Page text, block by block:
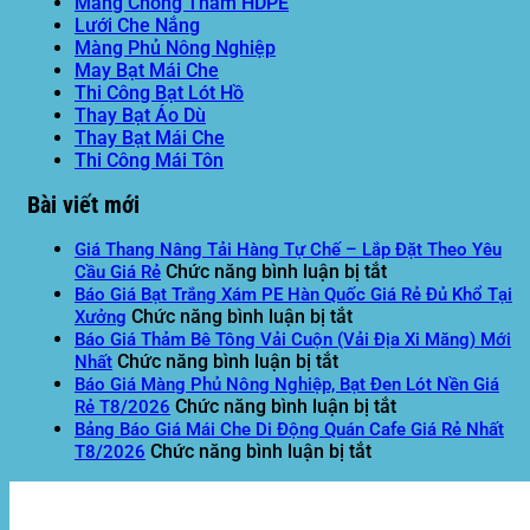
Lưới Che Nắng
Màng Phủ Nông Nghiệp
May Bạt Mái Che
Thi Công Bạt Lót Hồ
Thay Bạt Áo Dù
Thay Bạt Mái Che
Thi Công Mái Tôn
Bài viết mới
Giá Thang Nâng Tải Hàng Tự Chế – Lắp Đặt Theo Yêu
Cầu Giá Rẻ Chức năng bình luận bị tắtở
Giá
Nâng
Hàng
Tự
Chế
Báo Giá Bạt Trắng Xám PE Hàn Quốc Giá Rẻ Đủ Khổ Tại
Xưởng Chức năng bình luận bị tắtở
Báo
Bạt
Trắng
Xám
PE
Báo Giá Thảm Bê Tông Vải Cuộn (Vải Địa Xi Măng) Mới
Nhất Chức năng bình luận bị tắtở
Báo
Giá
Thảm
Bê
Báo Giá Màng Phủ Nông Nghiệp, Bạt Đen Lót Nền Giá
Rẻ T8/2026 Chức năng bình luận bị tắtở
Báo
Bảng Báo Giá Mái Che Di Động Quán Cafe Giá Rẻ Nhất
T8/2026 Chức năng bình luận bị tắtở